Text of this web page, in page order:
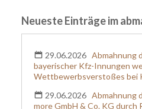
Neueste Einträge im
29.06.2026 Abmahnung
bayerischer Kfz-Innungen
Wettbewerbsverstoßes bei
29.06.2026 Abmahnung
more GmbH & Co. KG